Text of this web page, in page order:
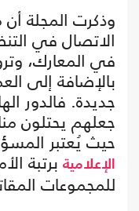
وذكرت المجلة
الاتصال في
في المعارك،
بالإضافة إلى
جديدة. فالدور
جعلهم يحتلون
حيث يُعتبر
الإعلامية برتبة
للمجموعات